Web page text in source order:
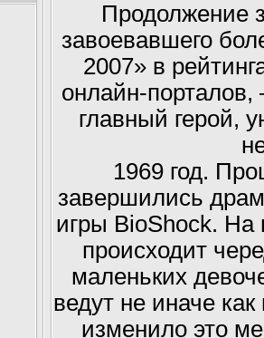
Продолжение
завоевавшего
2007» в
онлайн-
главный герой,
1969 год.
завершились
игры BioShock. На
происходит
маленьких
ведут не иначе
изменило это